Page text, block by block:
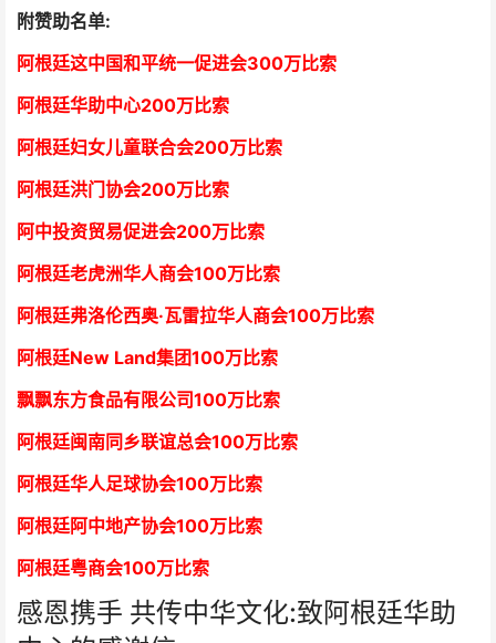
附赞助名单:
阿根廷这中国和平统一促进会300万比索
阿根廷华助中心200万比索
阿根廷妇女儿童联合会200万比索
阿根廷洪门协会200万比索
阿中投资贸易促进会200万比索
阿根廷老虎洲华人商会100万比索
阿根廷弗洛伦西奥·瓦雷拉华人商会100万比索
阿根廷New Land集团100万比索
飘飘东方食品有限公司100万比索
阿根廷闽南同乡联谊总会100万比索
阿根廷华人足球协会100万比索
阿根廷阿中地产协会100万比索
阿根廷粤商会100万比索
感恩携手 共传中华文化:致阿根廷华助